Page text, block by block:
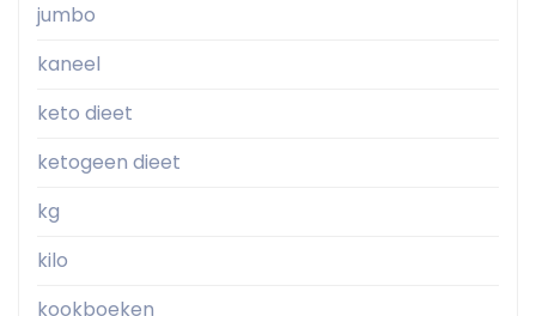
jumbo
kaneel
keto dieet
ketogeen dieet
kg
kilo
kookboeken